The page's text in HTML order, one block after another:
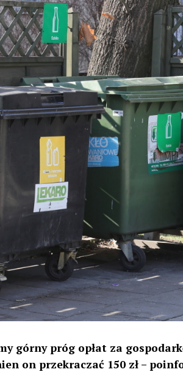
górny próg opłat za
on przekraczać 150 zł –